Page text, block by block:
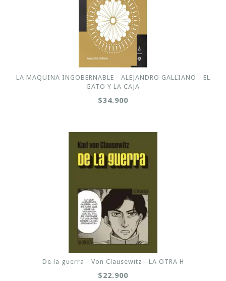
LA MAQUINA INGOBERNABLE - ALEJANDRO GALLIANO - EL
GATO Y LA CAJA
$34.900
De la guerra - Von Clausewitz - LA OTRA H
$22.900